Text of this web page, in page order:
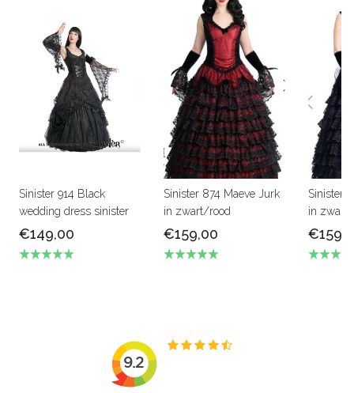
Sinister 914 Black
wedding dress sinister
€149,00
Sinister 874 Maeve Jurk
in zwart/rood
€159,00
Sinister
in zwart/